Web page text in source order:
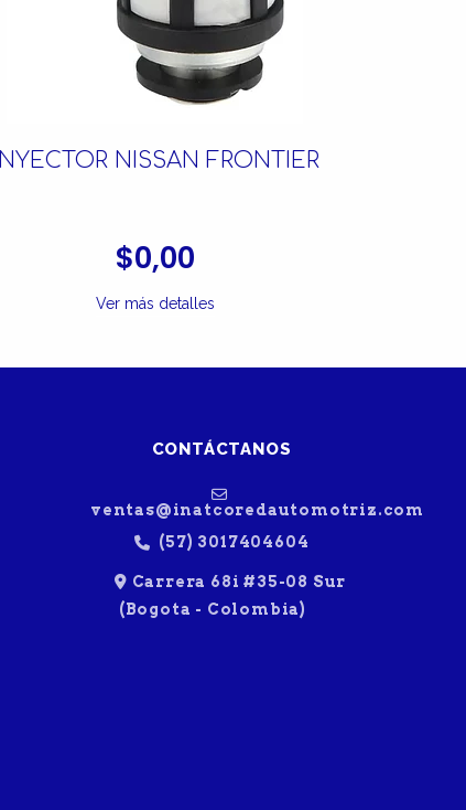
INYECTOR NISSAN FRONTIER
$0,00
Ver más detalles
CONTÁCTANOS
ventas@inatcoredautomotriz.com
(57) 3017404604
Carrera 68i #35-08 Sur
(Bogota - Colombia)